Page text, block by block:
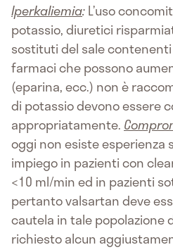
Iperkaliemia:L’uso
potassio, diuretici
sostituti del sale
farmaci che possono
(eparina, ecc.) non è
di potassio devono essere
appropriatamente.
oggi non esiste esperienza
impiego in pazienti con
<10 ml/min ed in pazienti
pertanto valsartan deve
cautela in tale popolazione
richiesto alcun